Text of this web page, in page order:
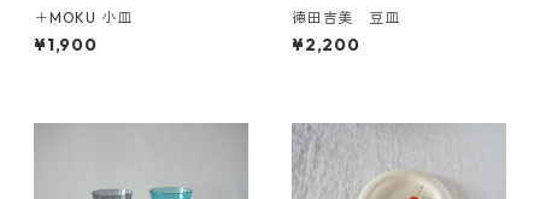
＋MOKU 小皿
¥1,900
徳田吉美 豆皿
¥2,200